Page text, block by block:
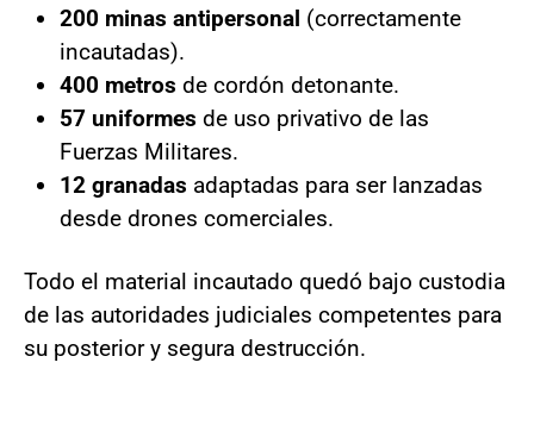
200 minas antipersonal (correctamente
incautadas).
400 metros de cordón detonante.
57 uniformes de uso privativo de las
Fuerzas Militares.
12 granadas adaptadas para ser lanzadas
desde drones comerciales.
Todo el material incautado quedó bajo custodia
de las autoridades judiciales competentes para
su posterior y segura destrucción.